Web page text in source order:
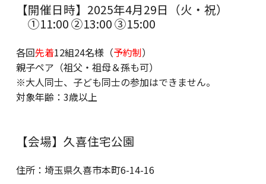
【開催日時】2025年4月29日（火・祝）
①11:00 ②13:00 ③15:00
各回先着12組24名様（予約制）
親子ペア（祖父・祖母＆孫も可）
※大人同士、子ども同士の参加はできません。
対象年齢：3歳以上
【会場】久喜住宅公園
住所：埼玉県久喜市本町6-14-16